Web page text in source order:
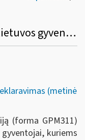
Kuriais atvejais nuolatiniai Lietuvos gyventojai privalo deklaruoti 2021 - 2025 metų pajamas?
(metinė
(forma GPM311)
kuriems